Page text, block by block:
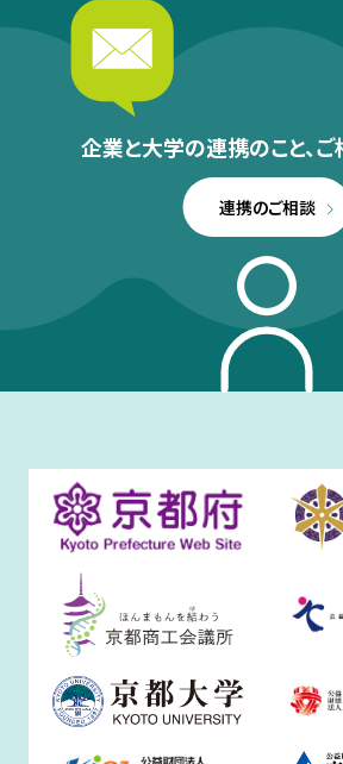
企業と大学の連携のこと、ご
連携のご相談